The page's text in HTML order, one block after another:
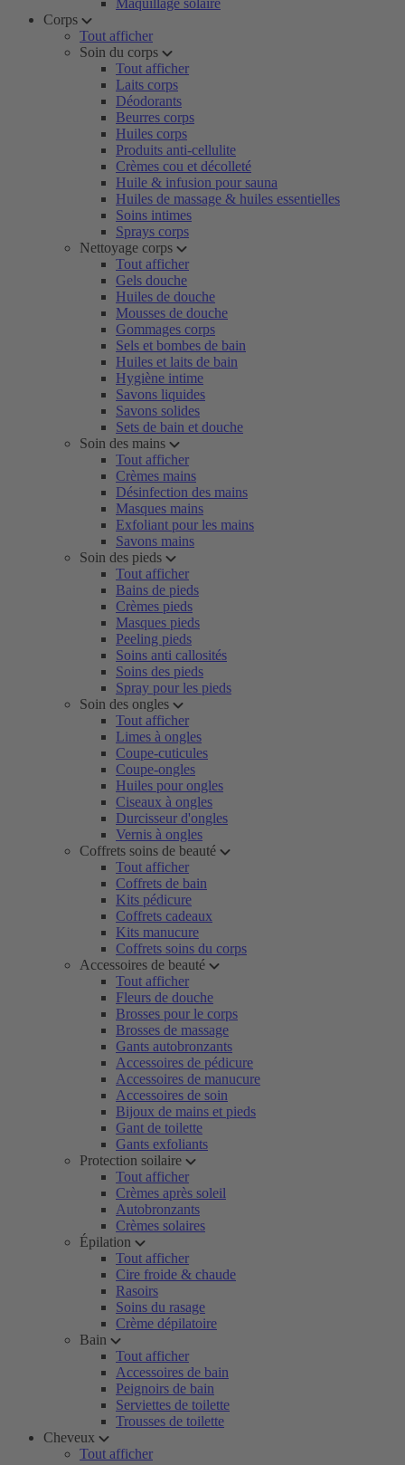
Maquillage solaire
Corps
Tout afficher
Soin du corps
Tout afficher
Laits corps
Déodorants
Beurres corps
Huiles corps
Produits anti-cellulite
Crèmes cou et décolleté
Huile & infusion pour sauna
Huiles de massage & huiles essentielles
Soins intimes
Sprays corps
Nettoyage corps
Tout afficher
Gels douche
Huiles de douche
Mousses de douche
Gommages corps
Sels et bombes de bain
Huiles et laits de bain
Hygiène intime
Savons liquides
Savons solides
Sets de bain et douche
Soin des mains
Tout afficher
Crèmes mains
Désinfection des mains
Masques mains
Exfoliant pour les mains
Savons mains
Soin des pieds
Tout afficher
Bains de pieds
Crèmes pieds
Masques pieds
Peeling pieds
Soins anti callosités
Soins des pieds
Spray pour les pieds
Soin des ongles
Tout afficher
Limes à ongles
Coupe-cuticules
Coupe-ongles
Huiles pour ongles
Ciseaux à ongles
Durcisseur d'ongles
Vernis à ongles
Coffrets soins de beauté
Tout afficher
Coffrets de bain
Kits pédicure
Coffrets cadeaux
Kits manucure
Coffrets soins du corps
Accessoires de beauté
Tout afficher
Fleurs de douche
Brosses pour le corps
Brosses de massage
Gants autobronzants
Accessoires de pédicure
Accessoires de manucure
Accessoires de soin
Bijoux de mains et pieds
Gant de toilette
Gants exfoliants
Protection soilaire
Tout afficher
Crèmes après soleil
Autobronzants
Crèmes solaires
Épilation
Tout afficher
Cire froide & chaude
Rasoirs
Soins du rasage
Crème dépilatoire
Bain
Tout afficher
Accessoires de bain
Peignoirs de bain
Serviettes de toilette
Trousses de toilette
Cheveux
Tout afficher